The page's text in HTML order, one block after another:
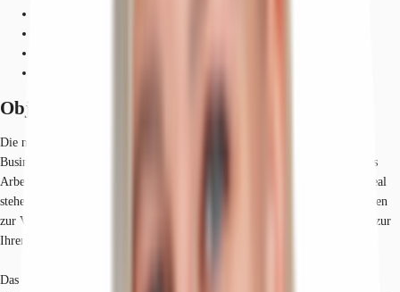
Objekt
Die neuwertigen Mietflächen befinden sich im Nordostpark, der moderne
Businesspark verfügt über viele grüne Erholungszonen und bietet alles was
Arbeit und Alltag für die Mitarbeiter und Kunden erleichtert. Auf dem Areal
stehen Ihnen neben hochwertigen Büroflächen auch ebenerdige Lagerflächen
zur Verfügung – machen Sie diese komfortable Kombinationsmöglichkeit zur
Ihrem Vorteil!
Das L-förmige Objekt (Bauabschnitt 3) bietet zwei repräsentative